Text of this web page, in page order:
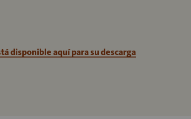
disponible aquí para su descarga